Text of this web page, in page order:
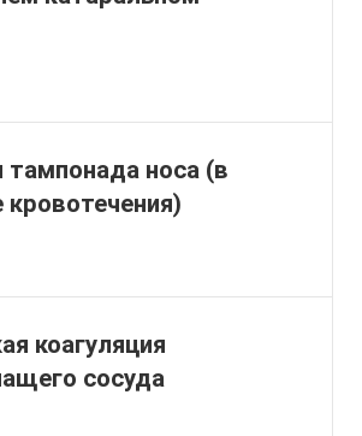
тампонада носа (в
кровотечения)
коагуляция
сосуда